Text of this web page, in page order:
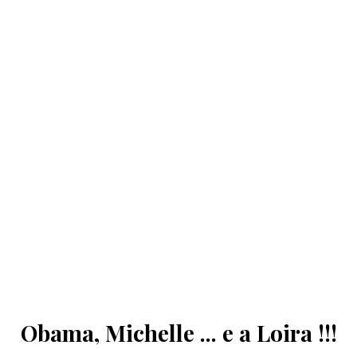
Obama, Michelle ... e a Loira !!!